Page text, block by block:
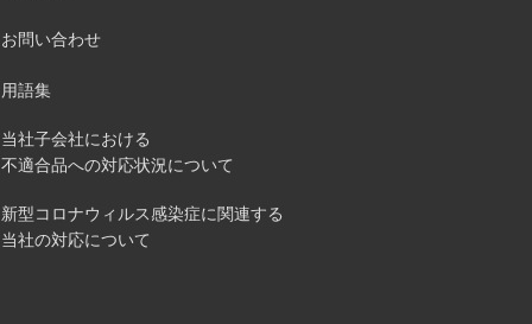
お問い合わせ
用語集
当社子会社における
不適合品への対応状況について
新型コロナウィルス感染症に関連する
当社の対応について